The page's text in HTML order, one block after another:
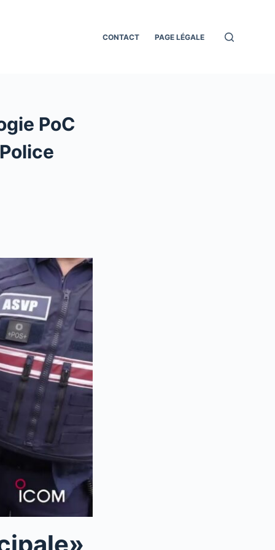
CONTACT PAGE LÉGALE
PoC